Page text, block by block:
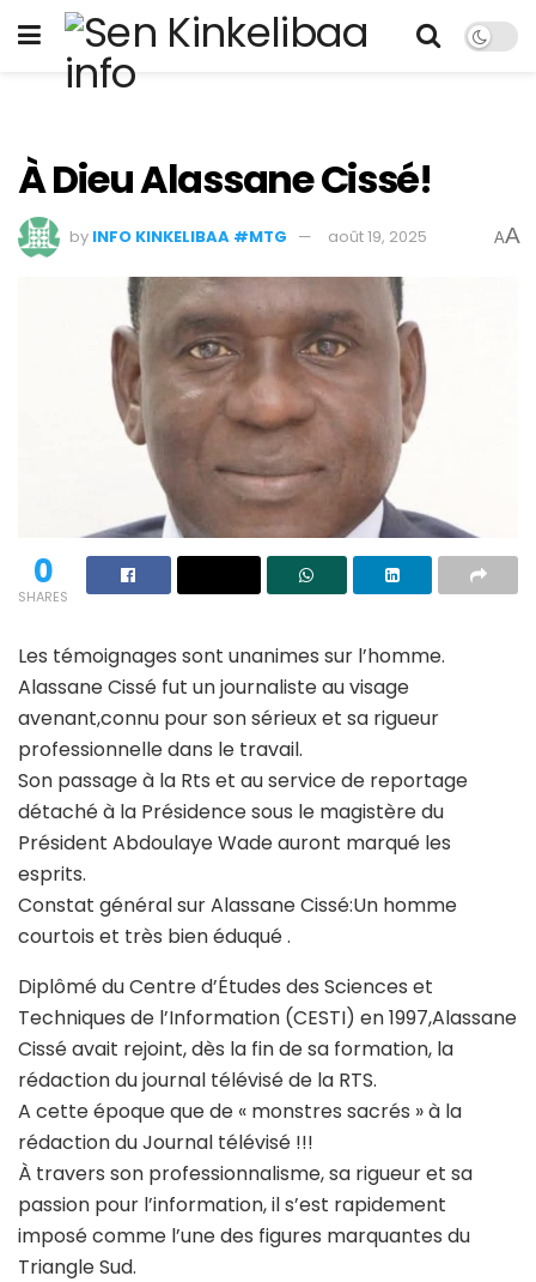
À Dieu Alassane Cissé!
by INFO KINKELIBAA #MTG août 19, 2025 AA
0
SHARES
Les témoignages sont unanimes sur l’homme.
Alassane Cissé fut un journaliste au visage
avenant,connu pour son sérieux et sa rigueur
professionnelle dans le travail.
Son passage à la Rts et au service de reportage
détaché à la Présidence sous le magistère du
Président Abdoulaye Wade auront marqué les
esprits.
Constat général sur Alassane Cissé:Un homme
courtois et très bien éduqué .
Diplômé du Centre d’Études des Sciences et
Techniques de l’Information (CESTI) en 1997,Alassane
Cissé avait rejoint, dès la fin de sa formation, la
rédaction du journal télévisé de la RTS.
A cette époque que de « monstres sacrés » à la
rédaction du Journal télévisé !!!
À travers son professionnalisme, sa rigueur et sa
passion pour l’information, il s’est rapidement
imposé comme l’une des figures marquantes du
Triangle Sud.